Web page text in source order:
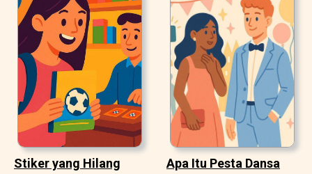
Stiker yang Hilang
Apa Itu Pesta Dansa